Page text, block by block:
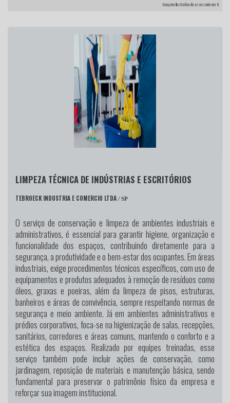
Imagem ilustrativa de assessoria em ti
LIMPEZA TÉCNICA DE INDÚSTRIAS E ESCRITÓRIOS
TEBROECK INDUSTRIA E COMERCIO LTDA / SP
O serviço de conservação e limpeza de ambientes industriais e
administrativos, é essencial para garantir higiene, organização e
funcionalidade dos espaços, contribuindo diretamente para a
segurança, a produtividade e o bem-estar dos ocupantes. Em áreas
industriais, exige procedimentos técnicos específicos, com uso de
equipamentos e produtos adequados à remoção de resíduos como
óleos, graxas e poeiras, além da limpeza de pisos, estruturas,
banheiros e áreas de convivência, sempre respeitando normas de
segurança e meio ambiente. Já em ambientes administrativos e
prédios corporativos, foca-se na higienização de salas, recepções,
sanitários, corredores e áreas comuns, mantendo o conforto e a
estética dos espaços. Realizado por equipes treinadas, esse
serviço também pode incluir ações de conservação, como
jardinagem, reposição de materiais e manutenção básica, sendo
fundamental para preservar o patrimônio físico da empresa e
reforçar sua imagem institucional.